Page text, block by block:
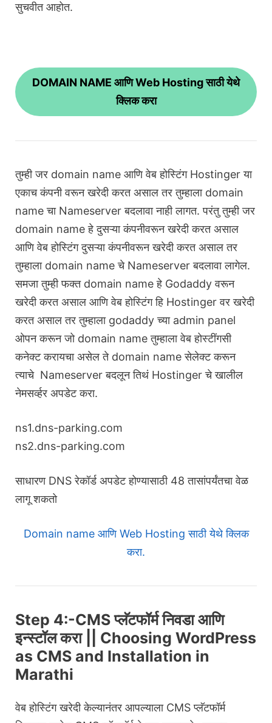
सुचवीत आहोत.
DOMAIN NAME आणि Web Hosting साठी येथे
क्लिक करा
तुम्ही जर domain name आणि वेब होस्टिंग Hostinger या
एकाच कंपनी वरून खरेदी करत असाल तर तुम्हाला domain
name चा Nameserver बदलावा नाही लागत. परंतु तुम्ही जर
domain name हे दुसऱ्या कंपनीवरून खरेदी करत असाल
आणि वेब होस्टिंग दुसऱ्या कंपनीवरून खरेदी करत असाल तर
तुम्हाला domain name चे Nameserver बदलावा लागेल.
समजा तुम्ही फक्त domain name हे Godaddy वरून
खरेदी करत असाल आणि वेब होस्टिंग हि Hostinger वर खरेदी
करत असाल तर तुम्हाला godaddy च्या admin panel
ओपन करून जो domain name तुम्हाला वेब होस्टींगसी
कनेक्ट करायचा असेल ते domain name सेलेक्ट करून
त्याचे Nameserver बदलून तिथं Hostinger चे खालील
नेमसर्व्हर अपडेट करा.
ns1.dns-parking.com
ns2.dns-parking.com
साधारण DNS रेकॉर्ड अपडेट होण्यासाठी 48 तासांपर्यंतचा वेळ
लागू शकतो
Domain name आणि Web Hosting साठी येथे क्लिक
करा.
Step 4:-CMS प्लॅटफॉर्म निवडा आणि
इन्स्टॉल करा || Choosing WordPress
as CMS and Installation in
Marathi
वेब होस्टिंग खरेदी केल्यानंतर आपल्याला CMS प्लॅटफॉर्म